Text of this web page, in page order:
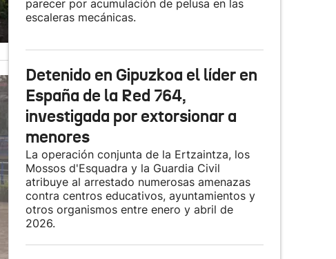
parecer por acumulación de pelusa en las
escaleras mecánicas.
Detenido en Gipuzkoa el líder en
España de la Red 764,
investigada por extorsionar a
menores
La operación conjunta de la Ertzaintza, los
Mossos d'Esquadra y la Guardia Civil
atribuye al arrestado numerosas amenazas
contra centros educativos, ayuntamientos y
otros organismos entre enero y abril de
2026.